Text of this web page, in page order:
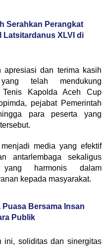
Serahkan Perangkat
Latsitardanus XLVI di
apresiasi dan terima kasih
telah mendukung
Tenis Kapolda Aceh Cup
pejabat Pemerintah
para peserta yang
media yang efektif
antarlembaga sekaligus
yang harmonis dalam
kepada masyarakat.
Bersama Insan
Publik
ini, soliditas dan sinergitas